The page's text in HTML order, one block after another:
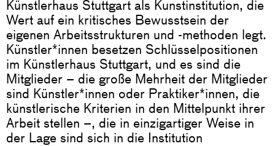
Künstlerhaus Stuttgart als Kunstinstitution, die
Wert auf ein kritisches Bewusstsein der
eigenen Arbeitsstrukturen und -methoden legt.
Künstler*innen besetzen Schlüsselpositionen
im Künstlerhaus Stuttgart, und es sind die
Mitglieder – die große Mehrheit der Mitglieder
sind Künstler*innen oder Praktiker*innen, die
künstlerische Kriterien in den Mittelpunkt ihrer
Arbeit stellen –, die in einzigartiger Weise in
der Lage sind sich in die Institution